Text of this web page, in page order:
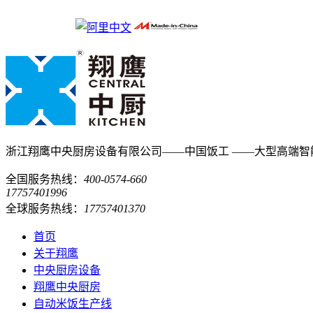
浙江翔鹰中央厨房设备有限公司——中国饭工 ——大型高端智
全国服务热线： 400-0574-660
17757401996
全球服务热线：
17757401370
首页
关于翔鹰
中央厨房设备
翔鹰中央厨房
自动米饭生产线